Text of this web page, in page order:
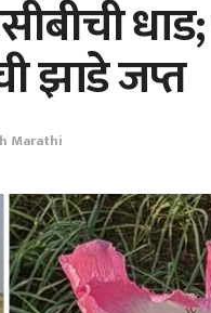
झाडे जप्त
Marathi